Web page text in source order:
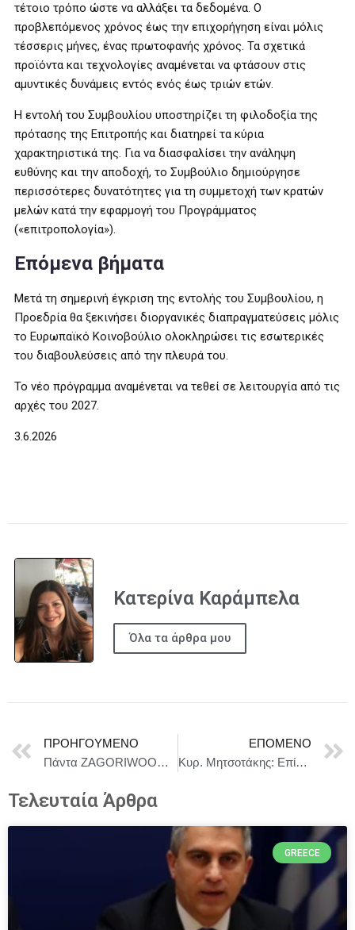
τέτοιο τρόπο ώστε να αλλάξει τα δεδομένα. Ο
προβλεπόμενος χρόνος έως την επιχορήγηση είναι μόλις
τέσσερις μήνες, ένας πρωτοφανής χρόνος. Τα σχετικά
προϊόντα και τεχνολογίες αναμένεται να φτάσουν στις
αμυντικές δυνάμεις εντός ενός έως τριών ετών.
Η εντολή του Συμβουλίου υποστηρίζει τη φιλοδοξία της
πρότασης της Επιτροπής και διατηρεί τα κύρια
χαρακτηριστικά της. Για να διασφαλίσει την ανάληψη
ευθύνης και την αποδοχή, το Συμβούλιο δημιούργησε
περισσότερες δυνατότητες για τη συμμετοχή των κρατών
μελών κατά την εφαρμογή του Προγράμματος
(«επιτροπολογία»).
Επόμενα βήματα
Μετά τη σημερινή έγκριση της εντολής του Συμβουλίου, η
Προεδρία θα ξεκινήσει διοργανικές διαπραγματεύσεις μόλις
το Ευρωπαϊκό Κοινοβούλιο ολοκληρώσει τις εσωτερικές
του διαβουλεύσεις από την πλευρά του.
Το νέο πρόγραμμα αναμένεται να τεθεί σε λειτουργία από τις
αρχές του 2027.
3.6.2026
Κατερίνα Καράμπελα
Όλα τα άρθρα μου
ΠΡΟΗΓΟΎΜΕΝΟ
Πάντα ZAGORIWOOD και πάντα στα βουνά της Ηπείρου!
ΕΠΌΜΕΝΟ
Κυρ. Μητσοτάκης: Επίσημο τέλος κάθε επιτήρησης
Τελευταία Άρθρα
GREECE